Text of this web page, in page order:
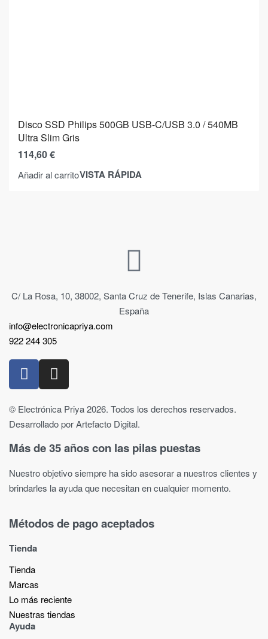
Disco SSD Philips 500GB USB-C/USB 3.0 / 540MB
Ultra Slim Gris
114,60€
Añadir al carritoVISTA RÁPIDA
C/ La Rosa, 10, 38002, Santa Cruz de Tenerife, Islas Canarias,
España
info@electronicapriya.com
922 244 305
© Electrónica Priya 2026. Todos los derechos reservados.
Desarrollado por Artefacto Digital.
Más de 35 años con las pilas puestas
Nuestro objetivo siempre ha sido asesorar a nuestros clientes y
brindarles la ayuda que necesitan en cualquier momento.
Métodos de pago aceptados
Tienda
Tienda
Marcas
Lo más reciente​
Nuestras tiendas​
Ayuda